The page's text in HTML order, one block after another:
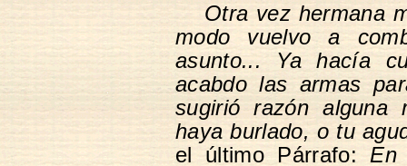
Otra vez hermana
modo vuelvo a
asunto... Ya hacía
acabdo las armas
sugirió razón alguna
haya burlado, o tu
el último Párrafo: En